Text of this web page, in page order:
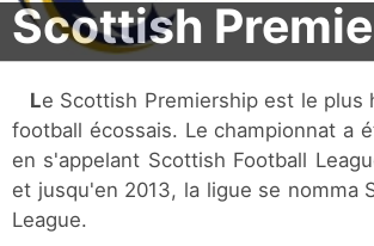
Scottish
Le Scottish Premiership est le plus haut échelon du
football écossais. Le championnat a
en s'appelant Scottish Football
et jusqu'en 2013, la ligue se nomma
League.